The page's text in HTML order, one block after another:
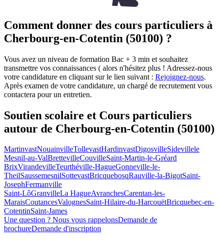
Comment donner des cours particuliers à
Cherbourg-en-Cotentin (50100) ?
Vous avez un niveau de formation Bac + 3 min et souhaitez
transmettre vos connaissances ( alors n'hésitez plus ! Adressez-nous
votre candidature en cliquant sur le lien suivant : Rejoignez-nous.
Après examen de votre candidature, un chargé de recrutement vous
contactera pour un entretien.
Soutien scolaire et Cours particuliers
autour de Cherbourg-en-Cotentin (50100)
MartinvastNouainvilleTollevastHardinvastDigosvilleSidevillele
Mesnil-au-ValBrettevilleCouvilleSaint-Martin-le-Gréard
BrixVirandevilleTeurthéville-HagueGonneville-le-
TheilSaussemesnilSottevastBricquebosqRauville-la-BigotSaint-
JosephFermanville
Saint-LôGranvilleLa HagueAvranchesCarentan-les-
MaraisCoutancesValognesSaint-Hilaire-du-HarcouëtBricquebec-en-
CotentinSaint-James
Une question ? Nous vous rappelonsDemande de
brochureDemande d'inscription